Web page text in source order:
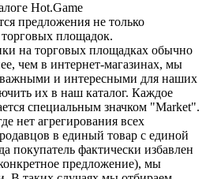
Hot.Game
предложения не только
площадок.
на торговых площадках обычно
чем в интернет-магазинах, мы
важными и интересными для наших
их в наш каталог. Каждое
специальным значком "Market".
нет агрегирования всех
в единый товар с единой
покупатель фактически избавлен
предложение), мы